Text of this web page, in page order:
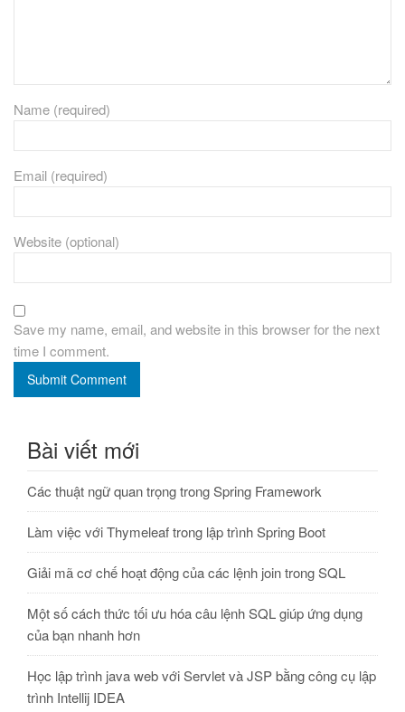
Name (required)
Email (required)
Website (optional)
Save my name, email, and website in this browser for the next
time I comment.
Submit Comment
Bài viết mới
Các thuật ngữ quan trọng trong Spring Framework
Làm việc với Thymeleaf trong lập trình Spring Boot
Giải mã cơ chế hoạt động của các lệnh join trong SQL
Một số cách thức tối ưu hóa câu lệnh SQL giúp ứng dụng
của bạn nhanh hơn
Học lập trình java web với Servlet và JSP bằng công cụ lập
trình Intellij IDEA